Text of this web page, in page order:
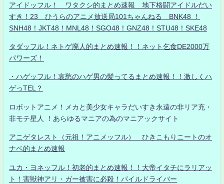
アイドッフル！ ワタクシ的まとめ速報 地下格闘アイドルだい
すき！23 ひうらのアニメ放送局101ちゃんねる BNK48 ！
SNH48！JKT48！MNL48！SGO48！GNZ48！STU48！SKE48
タダッフル！ネトゲ廃人的まとめ速報！！ネット乞食DE2000万
パワーズ！
・ハゲッフル！哀愁のハゲ男の髪ってるまとめ速報！！激しくハ
ゲっTEL？
ロボットアニメ！メカと美少女キャラだいすき永遠の非リア充・
非モテ星人 ！あらゆるマニアの為のマニアックサイト
アニゲタレスト（元祖！アニメッフル） ひきこもりニートのオ
ナベ的まとめ速報
ユカ・ヨネッフル！初老的まとめ速報！！大帝イタチにラリアッ
ト！害獣神アリ・ガー被害に必殺！パイルドライバー